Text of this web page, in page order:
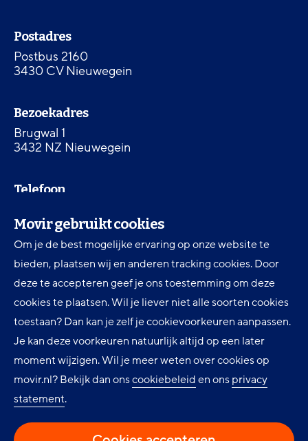
Movir gebruikt cookies
Om je de best mogelijke ervaring op onze website te
bieden, plaatsen wij en anderen tracking cookies. Door
deze te accepteren geef je ons toestemming om deze
cookies te plaatsen. Wil je liever niet alle soorten cookies
toestaan? Dan kan je zelf je cookievoorkeuren aanpassen.
Je kan deze voorkeuren natuurlijk altijd op een later
moment wijzigen. Wil je meer weten over cookies op
movir.nl? Bekijk dan onscookiebeleiden onsprivacy
statement.
de
homepagina
Contactinformatie
Postadres
Postbus 2160
3430 CV Nieuwegein
Bezoekadres
Brugwal 1
3432 NZ Nieuwegein
Telefoon
Digitale toegankelijkheid
Movir Momentum AOV
Ervaringen en inspiratie
Klantenservice
Over Movir
Nieuws
Privacy
Cookie instellingen